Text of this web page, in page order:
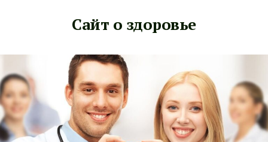
Сайт о здоровье